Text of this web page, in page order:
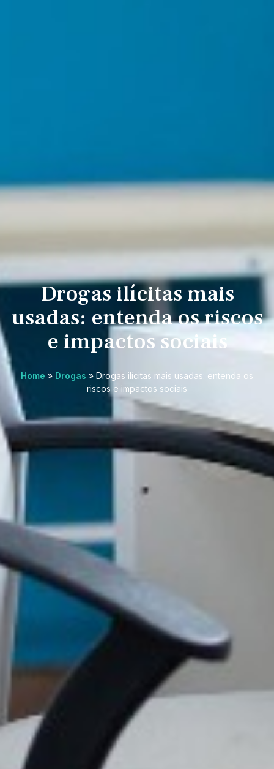
Drogas ilícitas mais
usadas: entenda os riscos
e impactos sociais
Home » Drogas » Drogas ilícitas mais usadas: entenda os
riscos e impactos sociais